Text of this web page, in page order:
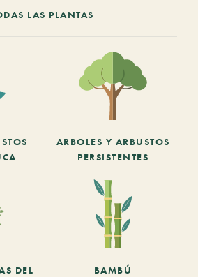
LAS PLANTAS
ARBOLES Y ARBUSTOS
PERSISTENTES
DEL
BAMBÚ